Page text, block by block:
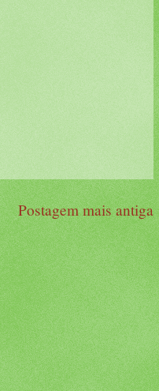
Postagem mais antiga